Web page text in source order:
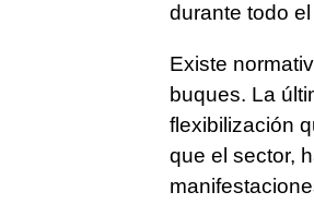
durante todo
Existe
buques. La
flexibilización
que el sector,